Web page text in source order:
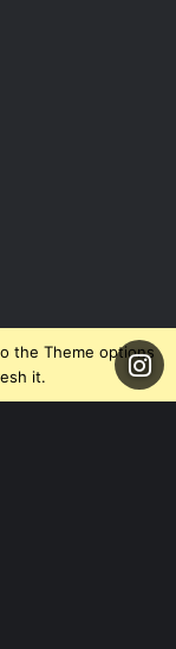
the Theme options
it.